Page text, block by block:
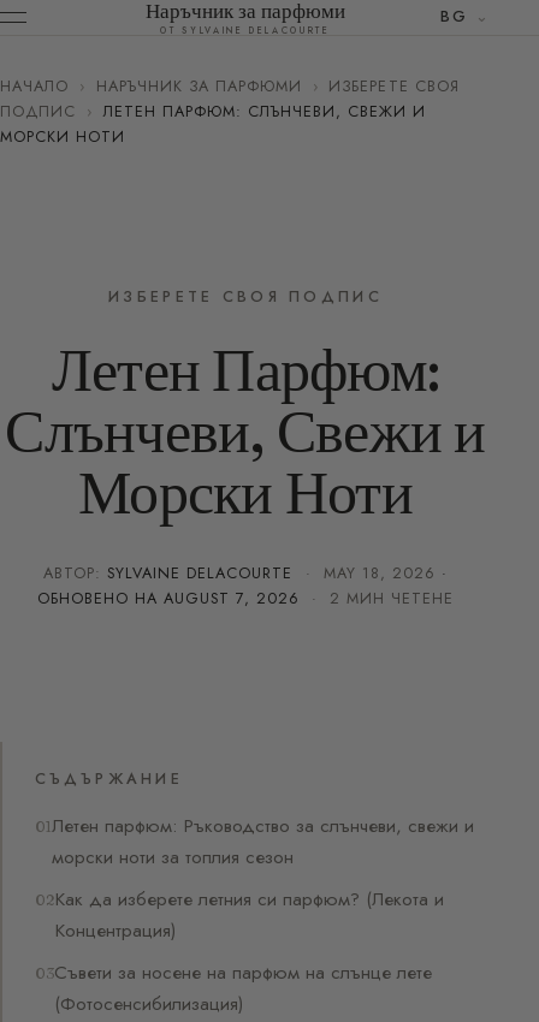
Наръчник за парфюми
ОТ SYLVAINE DELACOURTE
BG
НАЧАЛО › НАРЪЧНИК ЗА ПАРФЮМИ › ИЗБЕРЕТЕ СВОЯ
ПОДПИС
› ЛЕТЕН ПАРФЮМ: СЛЪНЧЕВИ, СВЕЖИ И
МОРСКИ НОТИ
ИЗБЕРЕТЕ СВОЯ ПОДПИС
Летен Парфюм:
Слънчеви, Свежи и
Морски Ноти
АВТОР: SYLVAINE DELACOURTE · MAY 18, 2026 ·
ОБНОВЕНО НА AUGUST 7, 2026 · 2 МИН ЧЕТЕНЕ
СЪДЪРЖАНИЕ
Летен парфюм: Ръководство за слънчеви, свежи и
морски ноти за топлия сезон
Как да изберете летния си парфюм? (Лекота и
Концентрация)
Съвети за носене на парфюм на слънце лете
(Фотосенсибилизация)